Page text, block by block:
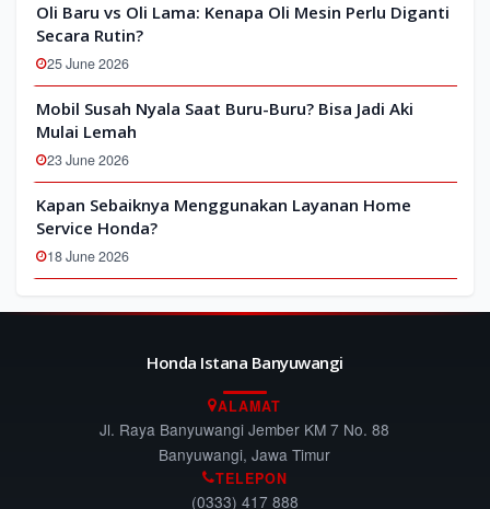
Oli Baru vs Oli Lama: Kenapa Oli Mesin Perlu Diganti
Secara Rutin?
25 June 2026
Mobil Susah Nyala Saat Buru-Buru? Bisa Jadi Aki
Mulai Lemah
23 June 2026
Kapan Sebaiknya Menggunakan Layanan Home
Service Honda?
18 June 2026
Honda Istana Banyuwangi
ALAMAT
Jl. Raya Banyuwangi Jember KM 7 No. 88
Banyuwangi, Jawa Timur
TELEPON
(0333) 417 888